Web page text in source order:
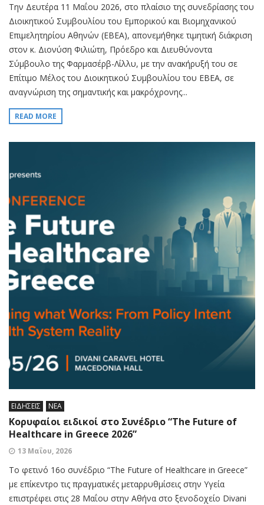
Την Δευτέρα 11 Μαΐου 2026, στο πλαίσιο της συνεδρίασης του
Διοικητικού Συμβουλίου του Εμπορικού και Βιομηχανικού
Επιμελητηρίου Αθηνών (ΕΒΕΑ), απονεμήθηκε τιμητική διάκριση
στον κ. Διονύση Φιλιώτη, Πρόεδρο και Διευθύνοντα
Σύμβουλο της Φαρμασέρβ-Λίλλυ, με την ανακήρυξή του σε
Επίτιμο Μέλος του Διοικητικού Συμβουλίου του ΕΒΕΑ, σε
αναγνώριση της σημαντικής και μακρόχρονης...
READ MORE
ΕΙΔΗΣΕΙΣ ΝΕΑ
Κορυφαίοι ειδικοί στο Συνέδριο “The Future of
Healthcare in Greece 2026”
13 Μαΐου, 2026
Το φετινό 16ο συνέδριο “The Future of Healthcare in Greece”
με επίκεντρο τις πραγματικές μεταρρυθμίσεις στην Υγεία
επιστρέφει στις 28 Μαΐου στην Αθήνα στο ξενοδοχείο Divani